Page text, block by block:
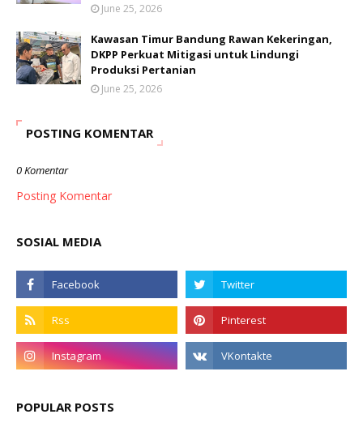
June 25, 2026
Kawasan Timur Bandung Rawan Kekeringan,
DKPP Perkuat Mitigasi untuk Lindungi
Produksi Pertanian
June 25, 2026
POSTING KOMENTAR
0 Komentar
Posting Komentar
SOSIAL MEDIA
POPULAR POSTS